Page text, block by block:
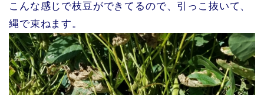
こんな感じで枝豆ができてるので、引っこ抜いて、
縄で束ねます。